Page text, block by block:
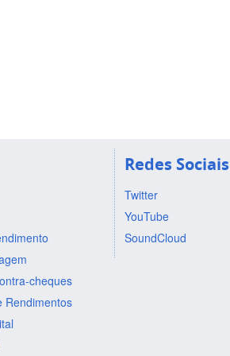
cheques
Rendimentos
Redes Sociais
Twitter
YouTube
SoundCloud